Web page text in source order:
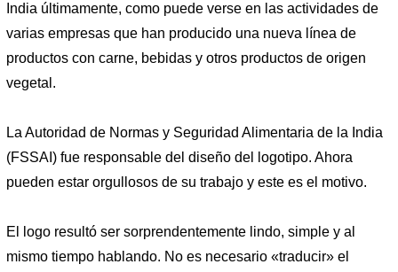
India últimamente, como puede verse en las actividades de
varias empresas que han producido una nueva línea de
productos con carne, bebidas y otros productos de origen
vegetal.
La Autoridad de Normas y Seguridad Alimentaria de la India
(FSSAI) fue responsable del diseño del logotipo. Ahora
pueden estar orgullosos de su trabajo y este es el motivo.
El logo resultó ser sorprendentemente lindo, simple y al
mismo tiempo hablando. No es necesario «traducir» el